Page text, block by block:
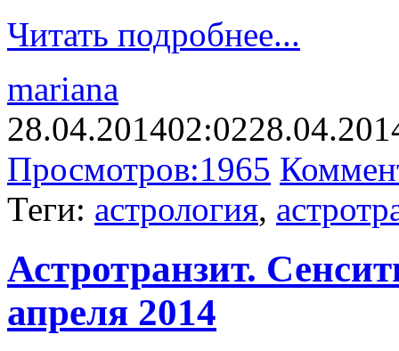
Читать подробнее...
mariana
28.04.201402:02
Просмотров:1965
Теги: астрология,
Астротранзит.
апреля 2014